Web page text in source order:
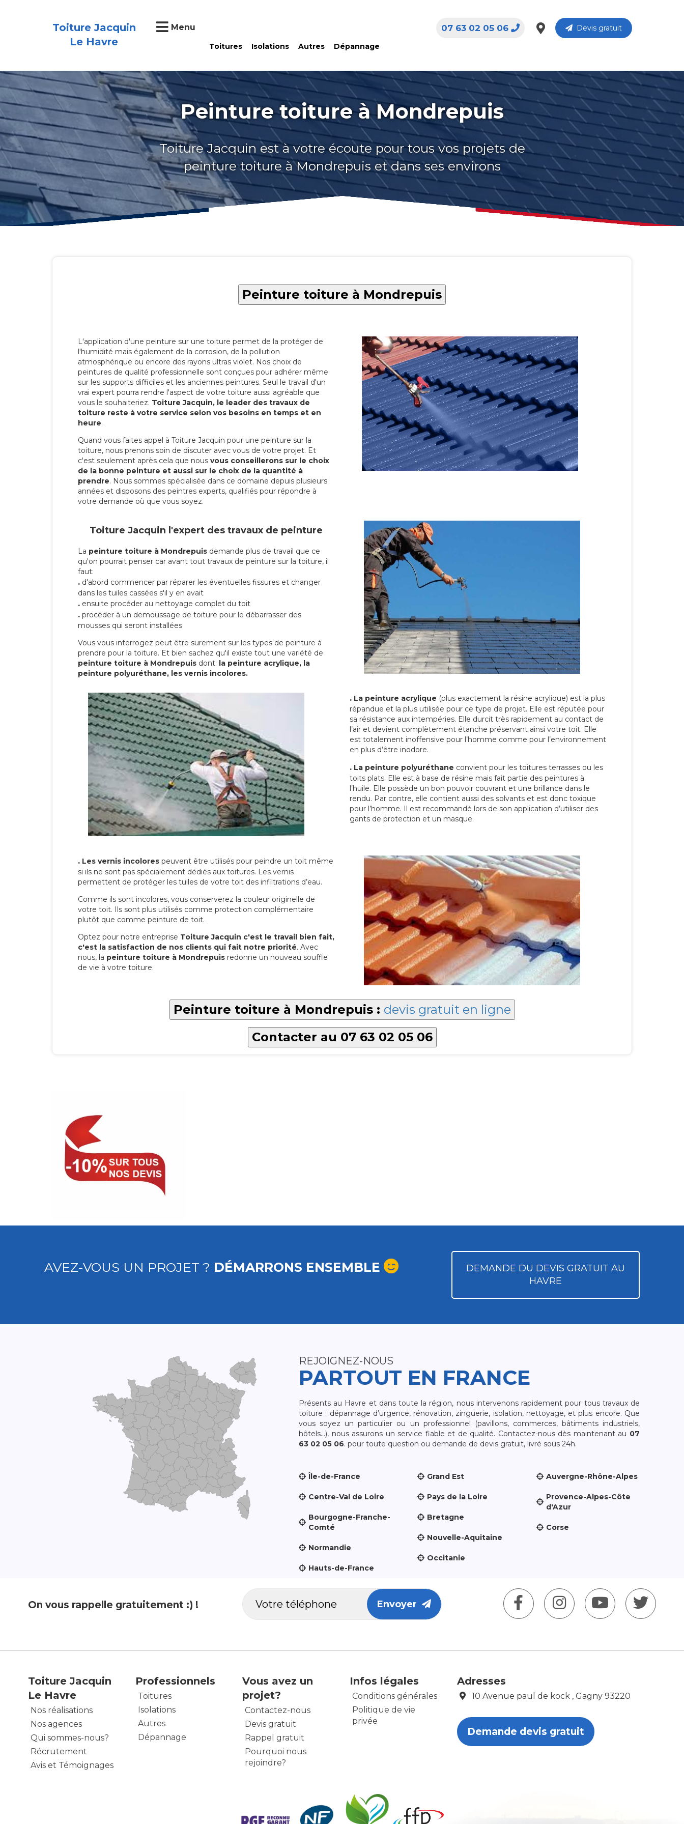
Toiture Jacquin
Le Havre
Menu
Toitures Isolations Autres Dépannage
Devis gratuit
07 63 02 05 06
Peinture toiture à Mondrepuis
Toiture Jacquin est à votre écoute pour tous vos projets de
peinture toiture à Mondrepuis et dans ses environs
Peinture toiture à Mondrepuis
L'application d'une peinture sur une toiture permet de la protéger de
l'humidité mais également de la corrosion, de la pollution
atmosphérique ou encore des rayons ultras violet. Nos choix de
peintures de qualité professionnelle sont conçues pour adhérer même
sur les supports difficiles et les anciennes peintures. Seul le travail d'un
vrai expert pourra rendre l'aspect de votre toiture aussi agréable que
vous le souhaiteriez. Toiture Jacquin, le leader des travaux de
toiture reste à votre service selon vos besoins en temps et en
heure.
Quand vous faites appel à Toiture Jacquin pour une peinture sur la
toiture, nous prenons soin de discuter avec vous de votre projet. Et
c'est seulement après cela que nous vous conseillerons sur le choix
de la bonne peinture et aussi sur le choix de la quantité à
prendre. Nous sommes spécialisée dans ce domaine depuis plusieurs
années et disposons des peintres experts, qualifiés pour répondre à
votre demande où que vous soyez.
Toiture Jacquin l'expert des travaux de peinture
La peinture toiture à Mondrepuis demande plus de travail que ce
qu'on pourrait penser car avant tout travaux de peinture sur la toiture, il
faut:
. d'abord commencer par réparer les éventuelles fissures et changer
dans les tuiles cassées s'il y en avait
. ensuite procéder au nettoyage complet du toit
. procéder à un demoussage de toiture pour le débarrasser des
mousses qui seront installées
Vous vous interrogez peut être surement sur les types de peinture à
prendre pour la toiture. Et bien sachez qu'il existe tout une variété de
peinture toiture à Mondrepuis dont: la peinture acrylique, la
peinture polyuréthane, les vernis incolores.
. La peinture acrylique (plus exactement la résine acrylique) est la plus
répandue et la plus utilisée pour ce type de projet. Elle est réputée pour
sa résistance aux intempéries. Elle durcit très rapidement au contact de
l’air et devient complètement étanche préservant ainsi votre toit. Elle
est totalement inoffensive pour l’homme comme pour l’environnement
en plus d’être inodore.
. La peinture polyuréthane convient pour les toitures terrasses ou les
toits plats. Elle est à base de résine mais fait partie des peintures à
l’huile. Elle possède un bon pouvoir couvrant et une brillance dans le
rendu. Par contre, elle contient aussi des solvants et est donc toxique
pour l’homme. Il est recommandé lors de son application d’utiliser des
gants de protection et un masque.
. Les vernis incolores peuvent être utilisés pour peindre un toit même
si ils ne sont pas spécialement dédiés aux toitures. Les vernis
permettent de protéger les tuiles de votre toit des infiltrations d’eau.
Comme ils sont incolores, vous conserverez la couleur originelle de
votre toit. Ils sont plus utilisés comme protection complémentaire
plutôt que comme peinture de toit.
Optez pour notre entreprise Toiture Jacquin c'est le travail bien fait,
c'est la satisfaction de nos clients qui fait notre priorité. Avec
nous, la peinture toiture à Mondrepuis redonne un nouveau souffle
de vie à votre toiture.
Peinture toiture à Mondrepuis : devis gratuit en ligne
Contacter au 07 63 02 05 06
AVEZ-VOUS UN PROJET ? DÉMARRONS ENSEMBLE
DEMANDE DU DEVIS GRATUIT AU
HAVRE
REJOIGNEZ-NOUS
PARTOUT EN FRANCE
Présents au Havre et dans toute la région, nous intervenons rapidement pour tous travaux de
toiture : dépannage d’urgence, rénovation, zinguerie, isolation, nettoyage, et plus encore. Que
vous soyez un particulier ou un professionnel (pavillons, commerces, bâtiments industriels,
hôtels…), nous assurons un service fiable et de qualité. Contactez-nous dès maintenant au 07
63 02 05 06. pour toute question ou demande de devis gratuit, livré sous 24h.
Île-de-France
Centre-Val de Loire
Bourgogne-Franche-
Comté
Normandie
Hauts-de-France
Grand Est
Pays de la Loire
Bretagne
Nouvelle-Aquitaine
Occitanie
Auvergne-Rhône-Alpes
Provence-Alpes-Côte
d'Azur
Corse
On vous rappelle gratuitement :) ! Envoyer
Toiture Jacquin
Le Havre
Nos réalisations
Nos agences
Qui sommes-nous?
Récrutement
Avis et Témoignages
Professionnels
Toitures
Isolations
Autres
Dépannage
Vous avez un
projet?
Contactez-nous
Devis gratuit
Rappel gratuit
Pourquoi nous
rejoindre?
Infos légales
Conditions générales
Politique de vie
privée
Adresses
10 Avenue paul de kock , Gagny 93220
Demande devis gratuit